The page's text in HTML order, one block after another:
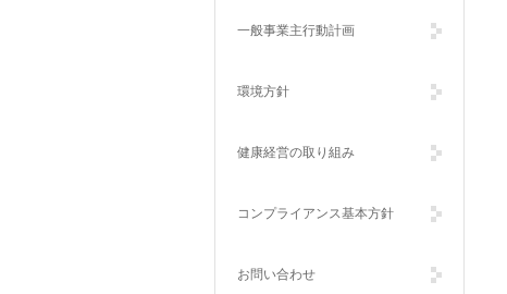
一般事業主行動計画
環境方針
健康経営の取り組み
コンプライアンス基本方針
お問い合わせ